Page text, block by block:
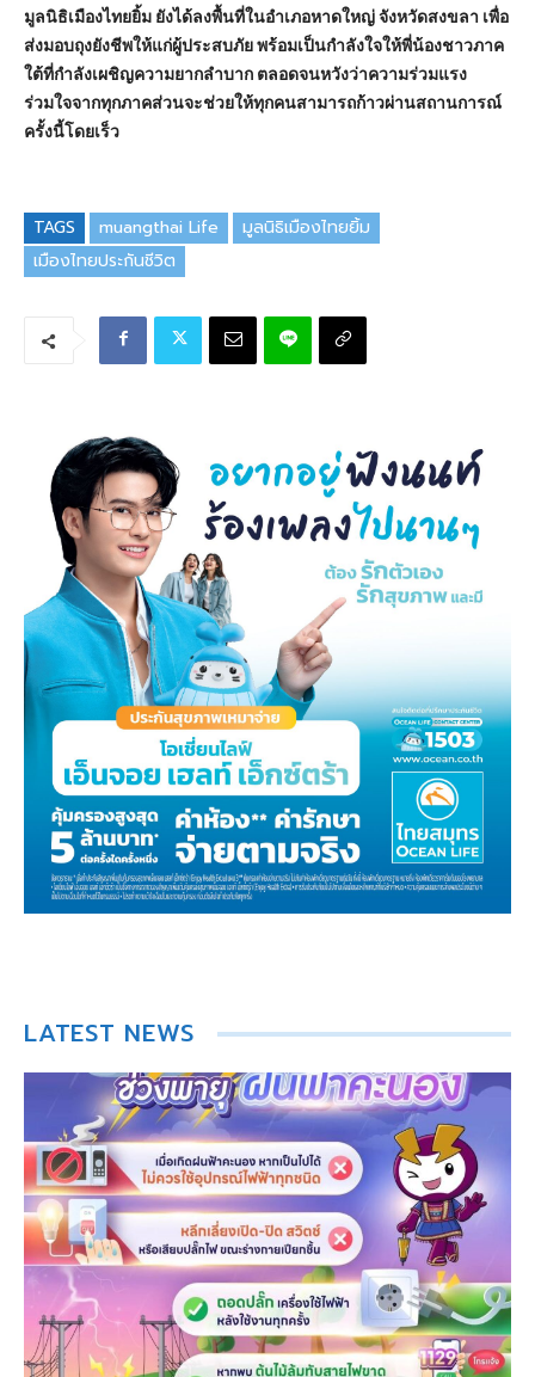
มูลนิธิเมืองไทยยิ้ม ยังได้ลงพื้นที่ในอำเภอหาดใหญ่ จังหวัดสงขลา เพื่อ
ส่งมอบถุงยังชีพให้แก่ผู้ประสบภัย พร้อมเป็นกำลังใจให้พี่น้องชาวภาค
ใต้ที่กำลังเผชิญความยากลำบาก ตลอดจนหวังว่าความร่วมแรง
ร่วมใจจากทุกภาคส่วนจะช่วยให้ทุกคนสามารถก้าวผ่านสถานการณ์
ครั้งนี้โดยเร็ว
TAGS muangthai Life
มูลนิธิเมืองไทยยิ้ม
เมืองไทยประกันชีวิต
LATEST NEWS